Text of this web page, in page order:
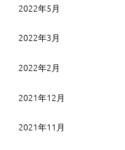
2022年5月
2022年3月
2022年2月
2021年12月
2021年11月